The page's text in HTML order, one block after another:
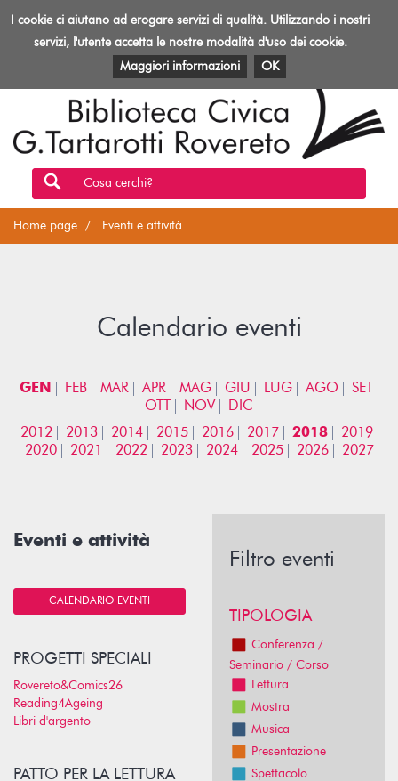
Toggle
Biblioteca
Rovereto
EVENTI E ATTIVITÀ PATRIMONIO E RISORSE
Cosa cerchi?
Home page Eventi e attività
Calendario eventi
GEN FEB MAR APR MAG GIU LUG AGO
SET
OTT
NOV
DIC
2012
2013 2014 2015 2016 2017 2018
2019
2020
2021 2022 2023 2024 2025 2026 2027
Eventi e attività
CALENDARIO EVENTI
PROGETTI SPECIALI
Rovereto&Comics26
Reading4Ageing
Libri d'argento
PATTO PER LA LETTURA
Filtro eventi
TIPOLOGIA
Conferenza /
Seminario / Corso
Lettura
Mostra
Musica
Presentazione
Spettacolo
I cookie ci aiutano ad erogare servizi di qualità. Utilizzando i nostri
servizi, l'utente accetta le nostre modalità d'uso dei cookie.
Maggiori informazioni
OK